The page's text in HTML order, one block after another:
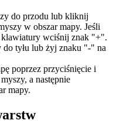
do przodu lub kliknij
w obszar mapy. Jeśli
klawiatury wciśnij znak "+".
do tyłu lub żyj znaku "-" na
poprzez przyciśnięcie i
a następnie
mapy.